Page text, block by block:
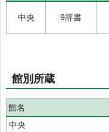
中央 9辞書
館別所蔵
館名
中央